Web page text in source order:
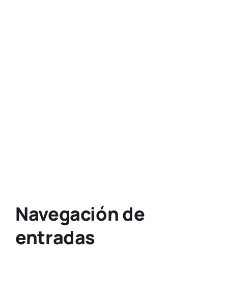
Navegación de
entradas